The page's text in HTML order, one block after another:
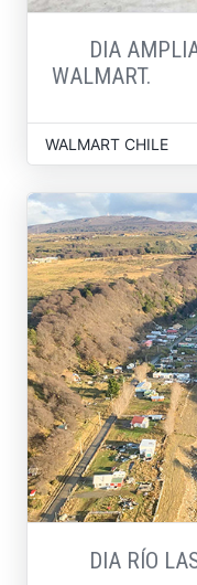
DIA
WALMART.
WALMART CHILE
DIA RÍO